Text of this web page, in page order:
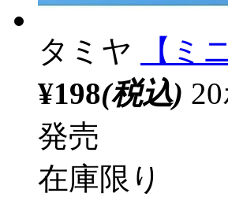
タミヤ
【ミ
¥198(税込)
発売
在庫限り